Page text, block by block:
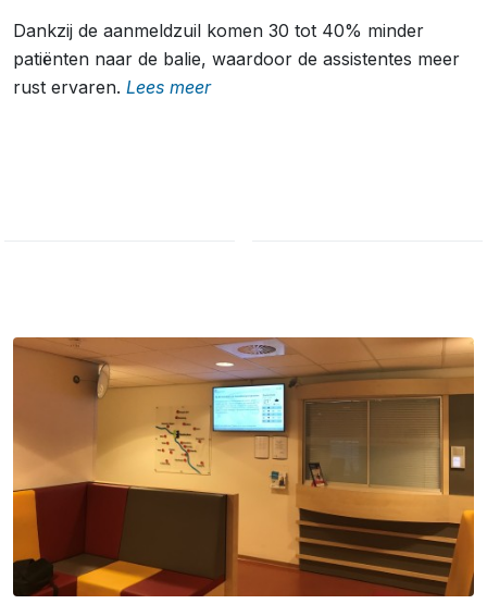
Dankzij de aanmeldzuil komen 30 tot 40% minder
patiënten naar de balie, waardoor de assistentes meer
rust ervaren. Lees meer